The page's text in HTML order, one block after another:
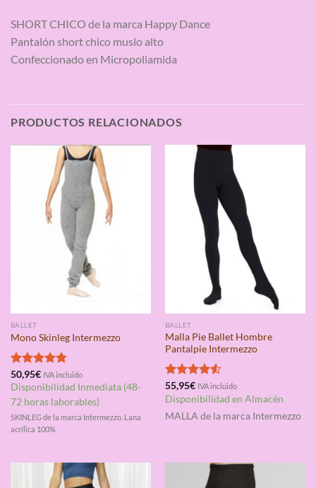
SHORT CHICO de la marca Happy Dance
Pantalón short chico muslo alto
Confeccionado en Micropoliamida
PRODUCTOS RELACIONADOS
BALLET
Mono Skinleg Intermezzo
Valorado
con4.75
de 5
50,95€ IVA incluido
Disponibilidad Inmediata (48-
72 horas laborables)
SKINLEG de la marca Intermezzo. Lana
acrílica 100%
BALLET
Malla Pie Ballet Hombre
Pantalpie Intermezzo
Valorado
con4.50
55,95€ IVA incluido
Disponibilidad en Almacén
MALLA de la marca Intermezzo